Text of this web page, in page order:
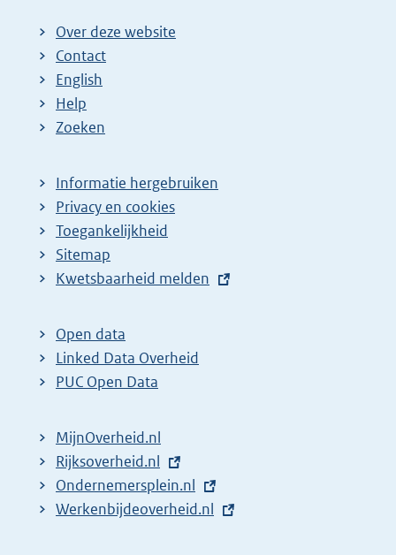
Over deze website
Contact
English
Help
Zoeken
Informatie hergebruiken
Privacy en cookies
Toegankelijkheid
Sitemap
E
t
e
r
l
i
n
k
Kwetsbaarheid melden
Open data
Linked Data Overheid
PUC Open Data
MijnOverheid.nl
E
x
t
Rijksoverheid.nl
E
x
Ondernemersplein.nl
E
Werkenbijdeoverheid.nl